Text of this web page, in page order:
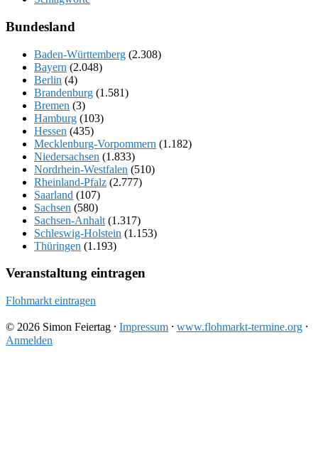
Bundesland
Baden-Württemberg (2.308)
Bayern (2.048)
Berlin (4)
Brandenburg (1.581)
Bremen (3)
Hamburg (103)
Hessen (435)
Mecklenburg-Vorpommern (1.182)
Niedersachsen (1.833)
Nordrhein-Westfalen (510)
Rheinland-Pfalz (2.777)
Saarland (107)
Sachsen (580)
Sachsen-Anhalt (1.317)
Schleswig-Holstein (1.153)
Thüringen (1.193)
Veranstaltung eintragen
Flohmarkt eintragen
© 2026 Simon Feiertag ⸱ Impressum ⸱ www.flohmarkt-termine.org ⸱
Anmelden